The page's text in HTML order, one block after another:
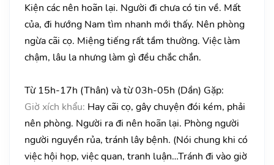
Kiện các nên hoãn lại. Người đi chưa có tin về. Mất
của, đi hướng Nam tìm nhanh mới thấy. Nên phòng
ngừa cãi cọ. Miệng tiếng rất tầm thường. Việc làm
chậm, lâu la nhưng làm gì đều chắc chắn.
Từ 15h-17h (Thân) và từ 03h-05h (Dần) Gặp:
Giờ xích khẩu: Hay cãi cọ, gây chuyện đói kém, phải
nên phòng. Người ra đi nên hoãn lại. Phòng người
người nguyền rủa, tránh lây bệnh. (Nói chung khi có
việc hội họp, việc quan, tranh luận…Tránh đi vào giờ